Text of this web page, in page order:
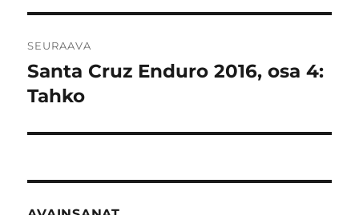
SEURAAVA
Seuraava
artikkeli:
Santa Cruz Enduro 2016, osa 4:
Tahko